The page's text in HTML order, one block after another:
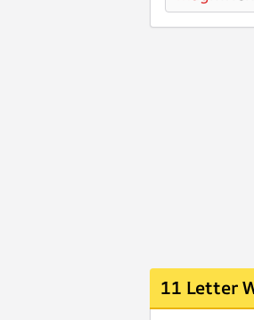
11 Letter